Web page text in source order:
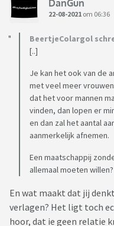
want er bestaan
DanGun
22-08-2021 om 06:36
BeertjeColargol
[..]
Je kan het ook van de
met veel meer
dat het voor mannen
vinden, dan lopen er
en dan zal het aantal
aanmerkelijk afnemen.
Een maatschappij
allemaal moeten willen?
En wat maakt dat jij
verlagen? Het ligt toch
hoor, dat ie geen relatie